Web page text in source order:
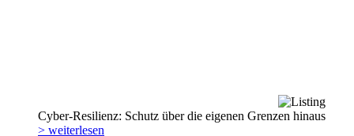
Cyber-Resilienz: Schutz über die eigenen Grenzen hinaus
> weiterlesen